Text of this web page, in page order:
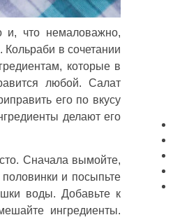
и, что немаловажно,
Кольраби в сочетании
которые в
любой. Салат
его по вкусу
делают его
Сначала вымойте,
и посыпьте
воды. Добавьте к
ингредиенты.